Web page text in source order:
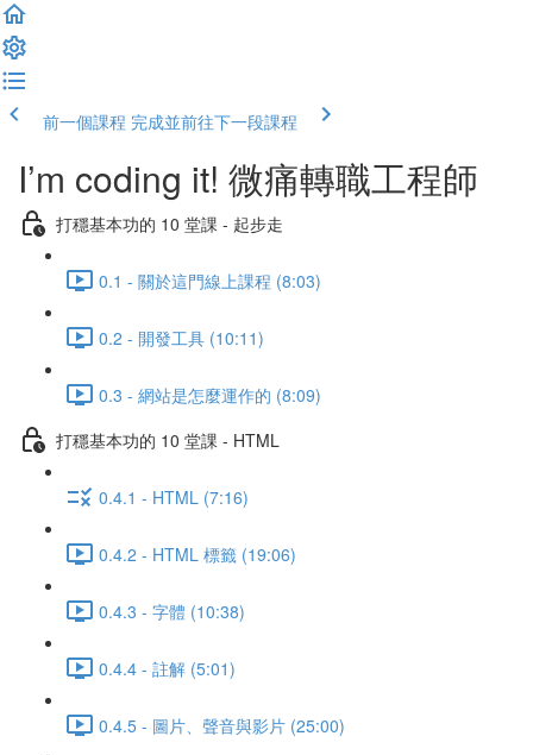
前一個課程 完成並前往下一段課程
I’m coding it! 微痛轉職工程師
打穩基本功的 10 堂課 - 起步走
0.1 - 關於這門線上課程 (8:03)
0.2 - 開發工具 (10:11)
0.3 - 網站是怎麼運作的 (8:09)
打穩基本功的 10 堂課 - HTML
0.4.1 - HTML (7:16)
0.4.2 - HTML 標籤 (19:06)
0.4.3 - 字體 (10:38)
0.4.4 - 註解 (5:01)
0.4.5 - 圖片、聲音與影片 (25:00)